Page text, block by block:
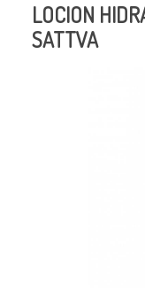
LOCION
SATTVA